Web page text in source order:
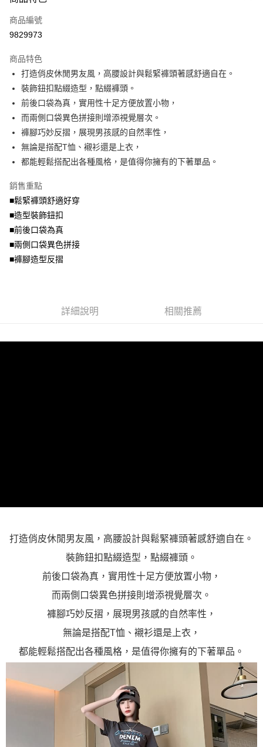
【大哥付你分期使用說明】
1.本服務由台灣大哥大提供，台灣大哥大用戶可立即使用無須另外申請。
流程，驗證手機門號後，選擇欲分期的期數、繳款截止日，確認付款後即完
成交易。
3.實際核准額度、可分期數及費用金額請依後續交易確認頁面所載為準。
4.訂單成立30分鐘內，如未前往確認交易或遇審核未通過，訂單將自動取
法說明評估內容。
【繳款方式說明】
1.分期款項不併入電信帳單，「大哥付你分期」於每月結算日後寄送繳費提
醒簡訊。
2.透過簡訊連結打開帳單後，可選擇「超商條碼／台灣大直營門市／銀行轉
帳／街口支付／iPASS MONEY」等通路繳費。
【注意事項】
1.本服務係由「台灣大哥大股份有限公司」（以下簡稱本公司）所提供，讓
用戶於交易時，得透過本服務購買商品或服務，並由商店將買賣／分期付款
買賣價金債權讓與本公司後，依約使用本公司帳單繳交帳款。
資料（包含姓名、電話或地址）提供予台灣大哥大進項蒐集、處理及利用，
由本公司與您本人進行分期帳單所需資料之確認、核對及更正。
3.完整用戶服務條款，請詳閱以下連結：
AFTEE先享後付
【關於「AFTEE先享後付」】
AFTEE先享後付是「在收到商品之後才付款」的支付方式。 讓您購物簡單
便利好安心！
１．簡單：不需註冊會員、不需綁卡、不需儲值。
２．便利：只要手機號碼，簡訊認證，即可結帳。
３．安心：先確認商品／服務後，再付款。
【「AFTEE先享後付」結帳流程】
１．於結帳方式選擇「AFTEE先享後付」後，將跳轉至「AFTEE先享後付」
２．訂單成立數日內，您將收到繳費通知簡訊。
ATM／網路銀行／等多元方式進行付款，方視為交易完成。
※ 請注意：結帳手續完成當下不需立刻繳費，但若您需要取消訂單，請聯絡
購買商品的店家。未經商家同意取消之訂單仍視為有效，需透過AFTEE先享
後付繳納相關費用。
※ 交易是否成功請以「AFTEE先享後付 」之結帳頁面顯示為準，若有關於
是否繳費成功／繳費後需取消欲退款等相關疑問，請聯繫「AFTEE先享後付
客戶支援中心」https://netprotections.freshdesk.com/support/home
２．關於個人資料處理事宜，請瀏覽以下網址：
ATM付款
全家取貨付款
每筆NT$70，滿NT$699(含以上)免運費
付款後全家取貨
7-11取貨付款
每筆NT$70，滿NT$799(含以上)免運費
付款後7-11取貨
每筆NT$70，滿NT$699(含以上)免運費
宅配
商品編號
9829973
商品特色
打造俏皮休閒男友風，高腰設計與鬆緊褲頭著感舒適自在。
裝飾鈕扣點綴造型，點綴褲頭。
前後口袋為真，實用性十足方便放置小物，
而兩側口袋異色拼接則增添視覺層次。
褲腳巧妙反摺，展現男孩感的自然率性，
無論是搭配T恤、襯衫還是上衣，
都能輕鬆搭配出各種風格，是值得你擁有的下著單品。
銷售重點
■鬆緊褲頭舒適好穿
■造型裝飾鈕扣
■前後口袋為真
■兩側口袋異色拼接
■褲腳造型反摺
詳細說明 相關推薦
打造俏皮休閒男友風，高腰設計與鬆緊褲頭著感舒適自在。
裝飾鈕扣點綴造型，點綴褲頭。
前後口袋為真，實用性十足方便放置小物，
而兩側口袋異色拼接則增添視覺層次。
褲腳巧妙反摺，展現男孩感的自然率性，
無論是搭配T恤、襯衫還是上衣，
都能輕鬆搭配出各種風格，是值得你擁有的下著單品。